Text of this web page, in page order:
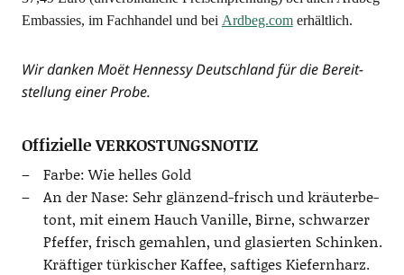
Embas­sies, im Fach­han­del und bei Ardbeg.comerhältlich.
Wir dan­ken Moët Hen­nes­sy Deutsch­land für die Bereit­
stel­lung einer Probe.
Offizielle VERKOSTUNGSNOTIZ
Far­be: Wie hel­les Gold
An der Nase: Sehr glän­zend-frisch und kräu­ter­be­
tont, mit einem Hauch Vanil­le, Bir­ne, schwar­zer
Pfef­fer, frisch gemah­len, und gla­sier­ten Schin­ken.
Kräf­ti­ger tür­ki­scher Kaf­fee, saf­ti­ges Kiefernharz.